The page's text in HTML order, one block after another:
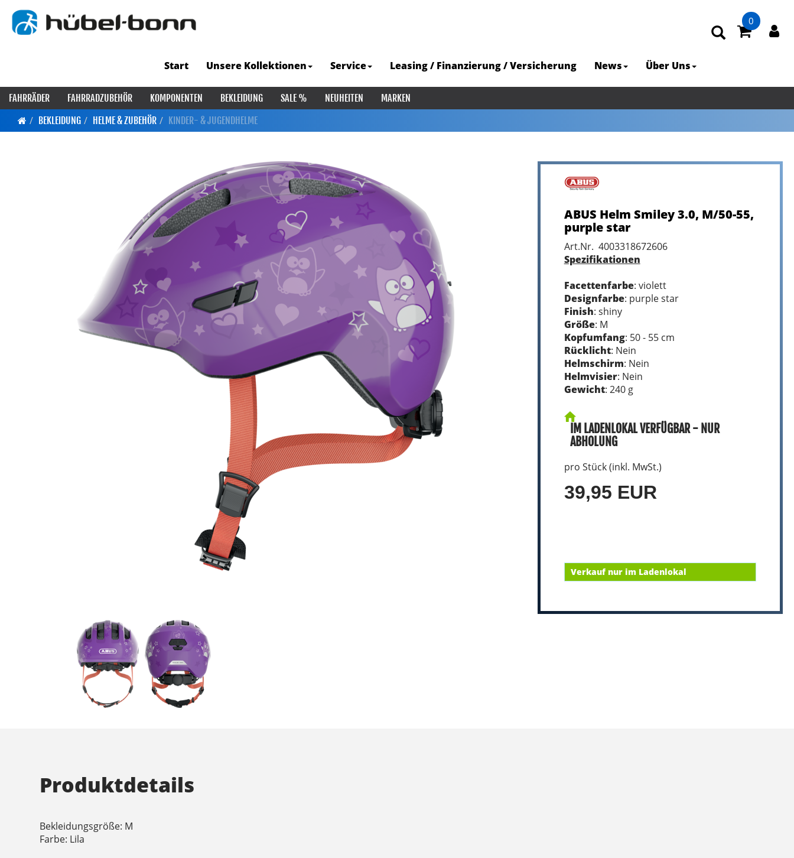
0
Start Unsere Kollektionen Service Leasing / Finanzierung / Versicherung News Über Uns
FAHRRÄDER FAHRRADZUBEHÖR KOMPONENTEN BEKLEIDUNG SALE % NEUHEITEN
MARKEN
BEKLEIDUNG
HELME & ZUBEHÖR KINDER- & JUGENDHELME
ABUS Helm Smiley 3.0, M/50-55,
purple star
Art.Nr. 4003318672606
Spezifikationen
Facettenfarbe: violett
Designfarbe: purple star
Finish: shiny
Größe: M
Kopfumfang: 50 - 55 cm
Rücklicht: Nein
Helmschirm: Nein
Helmvisier: Nein
Gewicht: 240 g
IM LADENLOKAL VERFÜGBAR - NUR
ABHOLUNG
pro Stück (inkl. MwSt.)
39,95 EUR
Verkauf nur im Ladenlokal
Produktdetails
Bekleidungsgröße: M
Farbe: Lila